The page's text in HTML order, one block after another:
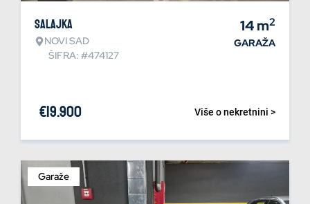
Salajka
NOVI SAD
ŠIFRA: #474127
14m2
GARAŽA
Više o nekretnini >
€19.900
Garaže